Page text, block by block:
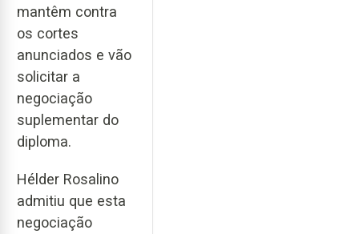
mantêm contra
os cortes
anunciados e vão
solicitar a
negociação
suplementar do
diploma.
Hélder Rosalino
admitiu que esta
negociação